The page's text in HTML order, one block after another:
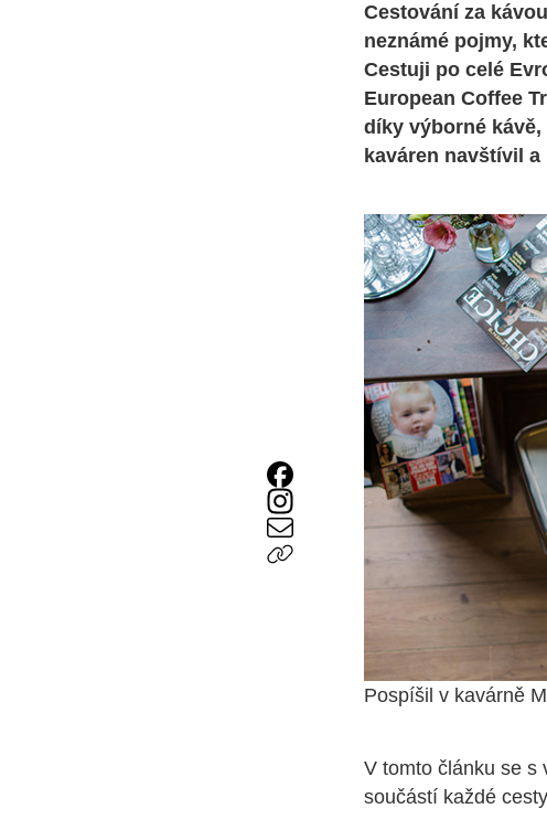
Cestování za
neznámé pojmy,
Cestuji po celé
European Coffee
díky výborné
kaváren navštívil
Pospíšil v kavárně
V tomto článku se s
součástí každé